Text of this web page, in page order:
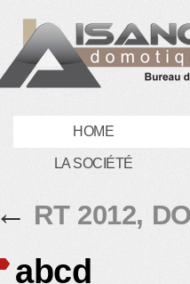
HOME
LA SOCIÉTÉ
← RT 2012,
abcd